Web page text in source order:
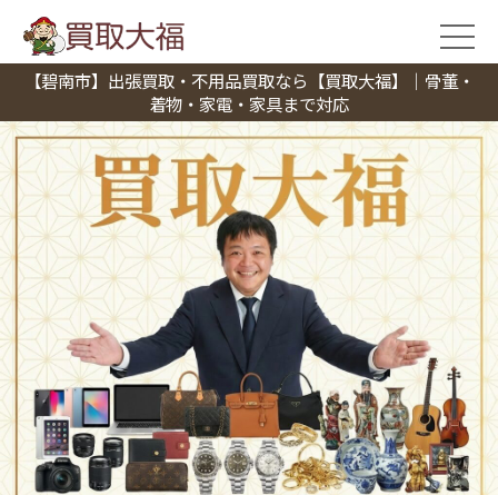
【碧南市】出張買取・不用品買取なら【買取大福】｜骨董・
着物・家電・家具まで対応